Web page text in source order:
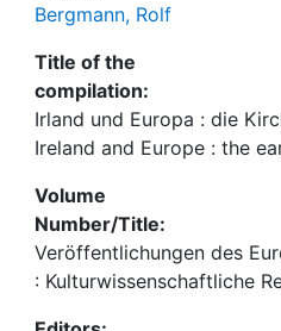
Bergmann, Rolf
Title of the
compilation:
Irland und Europa : die
Ireland and Europe : the
Volume
Number/Title:
Veröffentlichungen des
: Kulturwissenschaftliche